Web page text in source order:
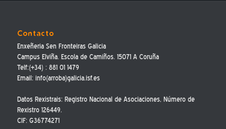
Contacto
Enxeñeria Sen Fronteiras Galicia
Campus Elviña. Escola de Camiños. 15071 A Coruña
Telf:(+34) : 881 01 1479
Email: info(arroba)galicia.isf.es
Datos Rexistrais: Registro Nacional de Asociaciones, Número de
Rexistro 126449.
CIF: G36774271